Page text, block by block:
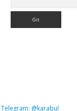
Telegram: @karabul